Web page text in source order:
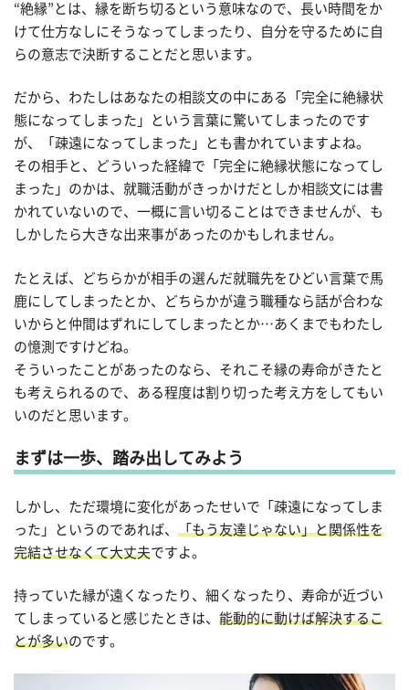
“絶縁”とは、縁を断ち切るという意味なので、長い時間をか
けて仕方なしにそうなってしまったり、自分を守るために自
らの意志で決断することだと思います。
だから、わたしはあなたの相談文の中にある「完全に絶縁状
態になってしまった」という言葉に驚いてしまったのです
が、「疎遠になってしまった」とも書かれていますよね。
その相手と、どういった経緯で「完全に絶縁状態になってし
まった」のかは、就職活動がきっかけだとしか相談文には書
かれていないので、一概に言い切ることはできませんが、も
しかしたら大きな出来事があったのかもしれません。
たとえば、どちらかが相手の選んだ就職先をひどい言葉で馬
鹿にしてしまったとか、どちらかが違う職種なら話が合わな
いからと仲間はずれにしてしまったとか…あくまでもわたし
の憶測ですけどね。
そういったことがあったのなら、それこそ縁の寿命がきたと
も考えられるので、ある程度は割り切った考え方をしてもい
いのだと思います。
まずは一歩、踏み出してみよう
しかし、ただ環境に変化があったせいで「疎遠になってしま
った」というのであれば、
「もう友達じゃない」と関係性を
完結させなくて大丈夫ですよ。
持っていた縁が遠くなったり、細くなったり、寿命が近づい
てしまっていると感じたときは、 能動的に動けば解決するこ
とが多いのです。